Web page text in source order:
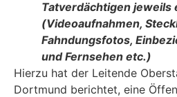
Tatverdächtigen jeweils
(Videoaufnahmen,
Fahndungsfotos,
und Fernsehen etc.)
Hierzu hat der Leitende
Dortmund berichtet, eine